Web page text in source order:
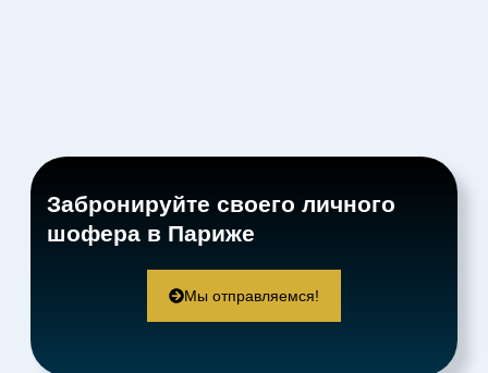
Забронируйте своего личного
шофера в Париже
Мы отправляемся!